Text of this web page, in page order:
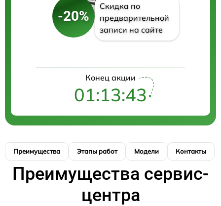
-20%
Скидка по
предварительной
записи на сайте
Конец акции
01:13:43
Преимущества Этапы работ Модели Контакты
Преимущества сервис-
центра